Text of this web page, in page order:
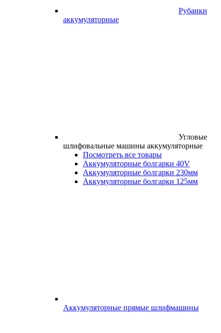
Рубанки
аккумуляторные
Угловые
шлифовальные машины аккумуляторные
Посмотреть все товары
Аккумуляторные болгарки 40V
Аккумуляторные болгарки 230мм
Аккумуляторные болгарки 125мм
Аккумуляторные прямые шлифмашины